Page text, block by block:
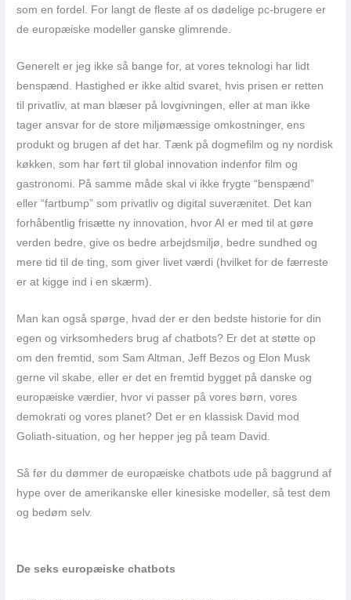
som en fordel. For langt de fleste af os dødelige pc-brugere er
de europæiske modeller ganske glimrende.
Generelt er jeg ikke så bange for, at vores teknologi har lidt
benspænd. Hastighed er ikke altid svaret, hvis prisen er retten
til privatliv, at man blæser på lovgivningen, eller at man ikke
tager ansvar for de store miljømæssige omkostninger, ens
produkt og brugen af det har. Tænk på dogmefilm og ny nordisk
køkken, som har ført til global innovation indenfor film og
gastronomi. På samme måde skal vi ikke frygte “benspænd”
eller “fartbump” som privatliv og digital suverænitet. Det kan
forhåbentlig frisætte ny innovation, hvor AI er med til at gøre
verden bedre, give os bedre arbejdsmiljø, bedre sundhed og
mere tid til de ting, som giver livet værdi (hvilket for de færreste
er at kigge ind i en skærm).
Man kan også spørge, hvad der er den bedste historie for din
egen og virksomheders brug af chatbots? Er det at støtte op
om den fremtid, som Sam Altman, Jeff Bezos og Elon Musk
gerne vil skabe, eller er det en fremtid bygget på danske og
europæiske værdier, hvor vi passer på vores børn, vores
demokrati og vores planet? Det er en klassisk David mod
Goliath-situation, og her hepper jeg på team David.
Så før du dømmer de europæiske chatbots ude på baggrund af
hype over de amerikanske eller kinesiske modeller, så test dem
og bedøm selv.
De seks europæiske chatbots